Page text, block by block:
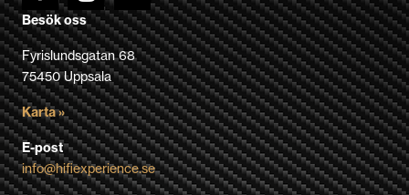
Besök oss
Fyrislundsgatan 68
75450 Uppsala
Karta »
E-post
info@hifiexperience.se